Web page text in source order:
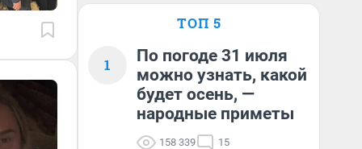
ТОП 5
1
По погоде 31 июля
можно узнать, какой
будет осень, —
народные приметы
158 339 15